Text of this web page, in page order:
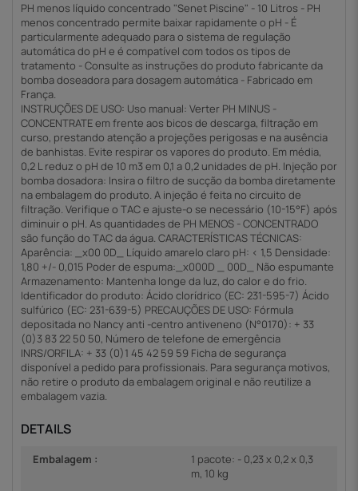
PH menos líquido concentrado "Senet Piscine" - 10 Litros - PH
menos concentrado permite baixar rapidamente o pH - É
particularmente adequado para o sistema de regulação
automática do pH e é compatível com todos os tipos de
tratamento - Consulte as instruções do produto fabricante da
bomba doseadora para dosagem automática - Fabricado em
França.
INSTRUÇÕES DE USO: Uso manual: Verter PH MINUS -
CONCENTRATE em frente aos bicos de descarga, filtração em
curso, prestando atenção a projeções perigosas e na ausência
de banhistas. Evite respirar os vapores do produto. Em média,
0,2 L reduz o pH de 10 m3 em 0,1 a 0,2 unidades de pH. Injeção por
bomba dosadora: Insira o filtro de sucção da bomba diretamente
na embalagem do produto. A injeção é feita no circuito de
filtração. Verifique o TAC e ajuste-o se necessário (10-15°F) após
diminuir o pH. As quantidades de PH MENOS - CONCENTRADO
são função do TAC da água. CARACTERÍSTICAS TÉCNICAS:
Aparência: _x00 0D_ Líquido amarelo claro pH: < 1,5 Densidade:
1,80 +/- 0,015 Poder de espuma:_x000D _ 00D_ Não espumante
Armazenamento: Mantenha longe da luz, do calor e do frio.
Identificador do produto: Ácido clorídrico (EC: 231-595-7) Ácido
sulfúrico (EC: 231-639-5) PRECAUÇÕES DE USO: Fórmula
depositada no Nancy anti -centro antiveneno (N°0170): + 33
(0)3 83 22 50 50, Número de telefone de emergência
INRS/ORFILA: + 33 (0)1 45 42 59 59 Ficha de segurança
disponível a pedido para profissionais. Para segurança motivos,
não retire o produto da embalagem original e não reutilize a
embalagem vazia.
DETAILS
Embalagem :
1 pacote: - 0,23 x 0,2 x 0,3
m, 10 kg